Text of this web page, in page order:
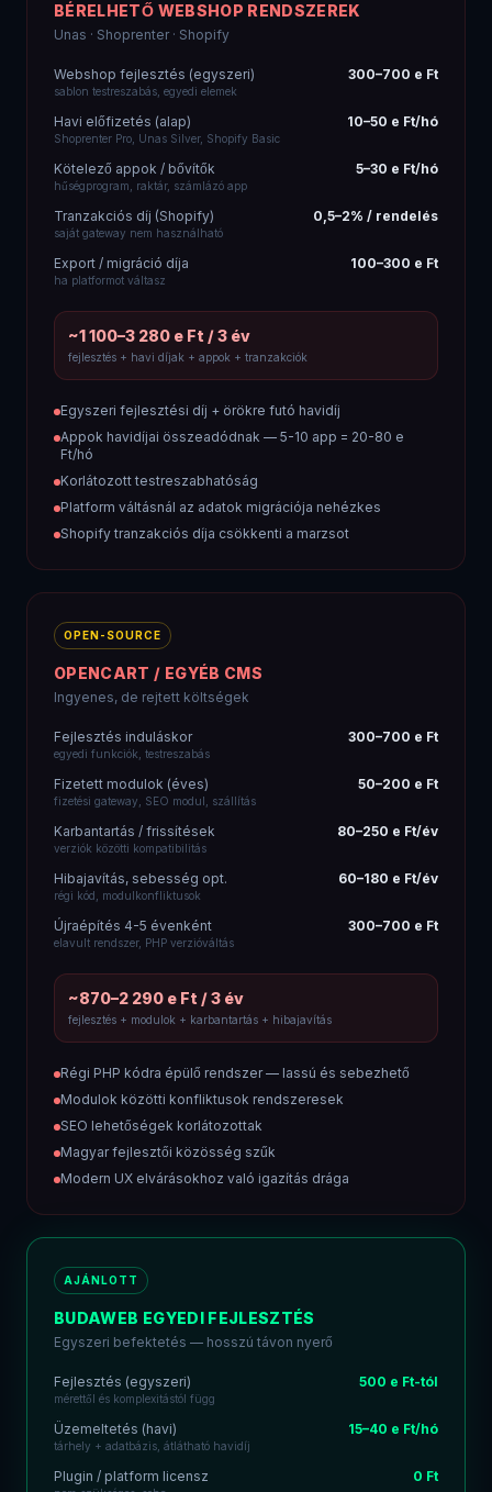
BÉRELHETŐ WEBSHOP RENDSZEREK
Unas · Shoprenter · Shopify
Webshop fejlesztés (egyszeri) 300–700 e Ft
sablon testreszabás, egyedi elemek
Havi előfizetés (alap) 10–50 e Ft/hó
Shoprenter Pro, Unas Silver, Shopify Basic
Kötelező appok / bővítők 5–30 e Ft/hó
hűségprogram, raktár, számlázó app
Tranzakciós díj (Shopify) 0,5–2% / rendelés
saját gateway nem használható
Export / migráció díja 100–300 e Ft
ha platformot váltasz
~1 100–3 280 e Ft / 3 év
fejlesztés + havi díjak + appok + tranzakciók
Egyszeri fejlesztési díj + örökre futó havidíj
Appok havidíjai összeadódnak — 5-10 app = 20-80 e
Ft/hó
Korlátozott testreszabhatóság
Platform váltásnál az adatok migrációja nehézkes
Shopify tranzakciós díja csökkenti a marzsot
OPEN-SOURCE
OPENCART / EGYÉB CMS
Ingyenes, de rejtett költségek
Fejlesztés induláskor 300–700 e Ft
egyedi funkciók, testreszabás
Fizetett modulok (éves) 50–200 e Ft
fizetési gateway, SEO modul, szállítás
Karbantartás / frissítések 80–250 e Ft/év
verziók közötti kompatibilitás
Hibajavítás, sebesség opt. 60–180 e Ft/év
régi kód, modulkonfliktusok
Újraépítés 4-5 évenként 300–700 e Ft
elavult rendszer, PHP verzióváltás
~870–2 290 e Ft / 3 év
fejlesztés + modulok + karbantartás + hibajavítás
Régi PHP kódra épülő rendszer — lassú és sebezhető
Modulok közötti konfliktusok rendszeresek
SEO lehetőségek korlátozottak
Magyar fejlesztői közösség szűk
Modern UX elvárásokhoz való igazítás drága
AJÁNLOTT
BUDAWEB EGYEDI FEJLESZTÉS
Egyszeri befektetés — hosszú távon nyerő
Fejlesztés (egyszeri) 500 e Ft-tól
mérettől és komplexitástól függ
Üzemeltetés (havi) 15–40 e Ft/hó
tárhely + adatbázis, átlátható havidíj
Plugin / platform licensz 0 Ft